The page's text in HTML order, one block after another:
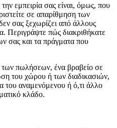
εμπειρία σας είναι, όμως, που
σε απαρίθμηση των
σας ξεχωρίζει από άλλους
Περιγράψτε πώς διακριθήκατε
σας και τα πράγματα που
πωλήσεων, ένα βραβείο σε
του χώρου ή των διαδικασιών,
του αναμενόμενου ή ό,τι άλλο
κλάδο.